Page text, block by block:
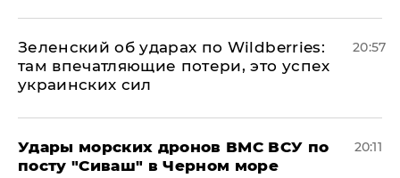
Зеленский об ударах по Wildberries:
там впечатляющие потери, это успех
украинских сил
20:57
Удары морских дронов ВМС ВСУ по
посту "Сиваш" в Черном море
20:11